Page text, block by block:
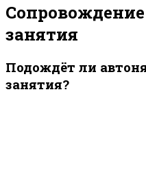
занятия
Подождёт ли
занятия?